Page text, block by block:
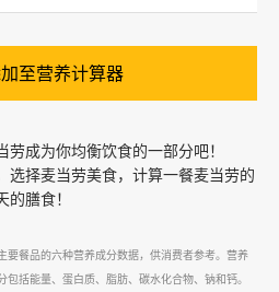
至营养计算器
成为你均衡饮食的一部分吧！
选择麦当劳美食，计算一餐麦当劳的
膳食！
要餐品的六种营养成分数据，供消费者参考。营养
括能量、蛋白质、脂肪、碳水化合物、钠和钙。